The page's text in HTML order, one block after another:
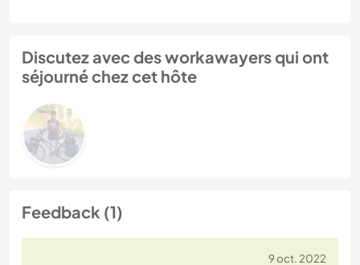
Discutez avec des workawayers qui ont
séjourné chez cet hôte
Feedback (1)
9 oct. 2022